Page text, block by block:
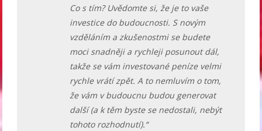
Co s tím? Uvědomte si, že je to vaše
investice do budoucnosti. S novým
vzděláním a zkušenostmi se budete
moci snadněji a rychleji posunout dál,
takže se vám investované peníze velmi
rychle vrátí zpět. A to nemluvím o tom,
že vám v budoucnu budou generovat
další (a k těm byste se nedostali, nebýt
tohoto rozhodnutí).“